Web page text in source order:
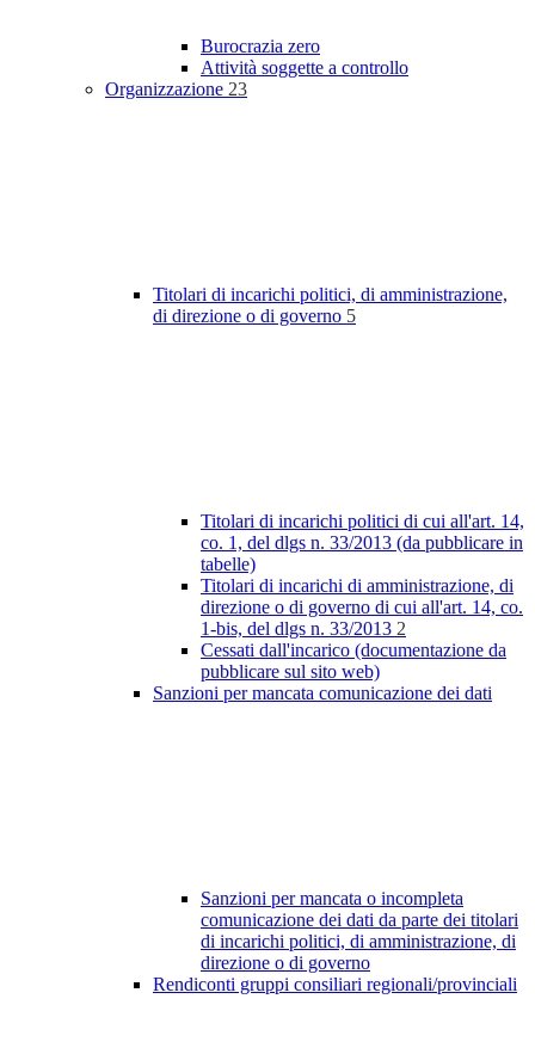
Burocrazia zero
Attività soggette a controllo
Organizzazione 23
Titolari di incarichi politici, di amministrazione,
di direzione o di governo 5
Titolari di incarichi politici di cui all'art. 14,
co. 1, del dlgs n. 33/2013 (da pubblicare in
tabelle)
Titolari di incarichi di amministrazione, di
direzione o di governo di cui all'art. 14, co.
1-bis, del dlgs n. 33/2013 2
Cessati dall'incarico (documentazione da
pubblicare sul sito web)
Sanzioni per mancata comunicazione dei dati
Sanzioni per mancata o incompleta
comunicazione dei dati da parte dei titolari
di incarichi politici, di amministrazione, di
direzione o di governo
Rendiconti gruppi consiliari regionali/provinciali